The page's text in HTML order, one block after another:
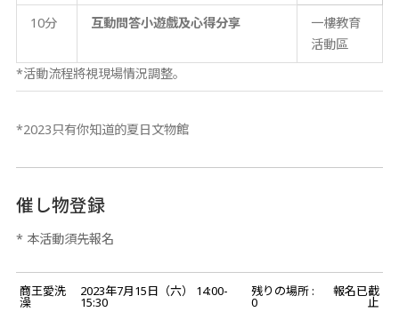
10分 互動問答小遊戲及心得分享
一樓教育
活動區
*活動流程將視現場情況調整。
*2023只有你知道的夏日文物館
催し物登録
* 本活動須先報名
商王愛洗
澡
2023年7月15日（六） 14:00-
15:30
残りの場所 :
0
報名已截
止